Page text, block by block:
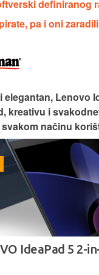
definiranog
pa i oni
Lenovo
kreativu i
načinu
IdeaPad 5 2-